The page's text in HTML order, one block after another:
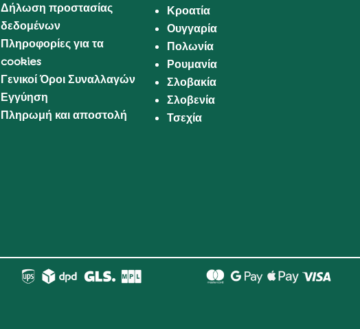
Δήλωση προστασίας
δεδομένων
Πληροφορίες για τα
cookies
Γενικοί Όροι Συναλλαγών
Εγγύηση
Πληρωμή και αποστολή
Κροατία
Ουγγαρία
Πολωνία
Ρουμανία
Σλοβακία
Σλοβενία
Τσεχία